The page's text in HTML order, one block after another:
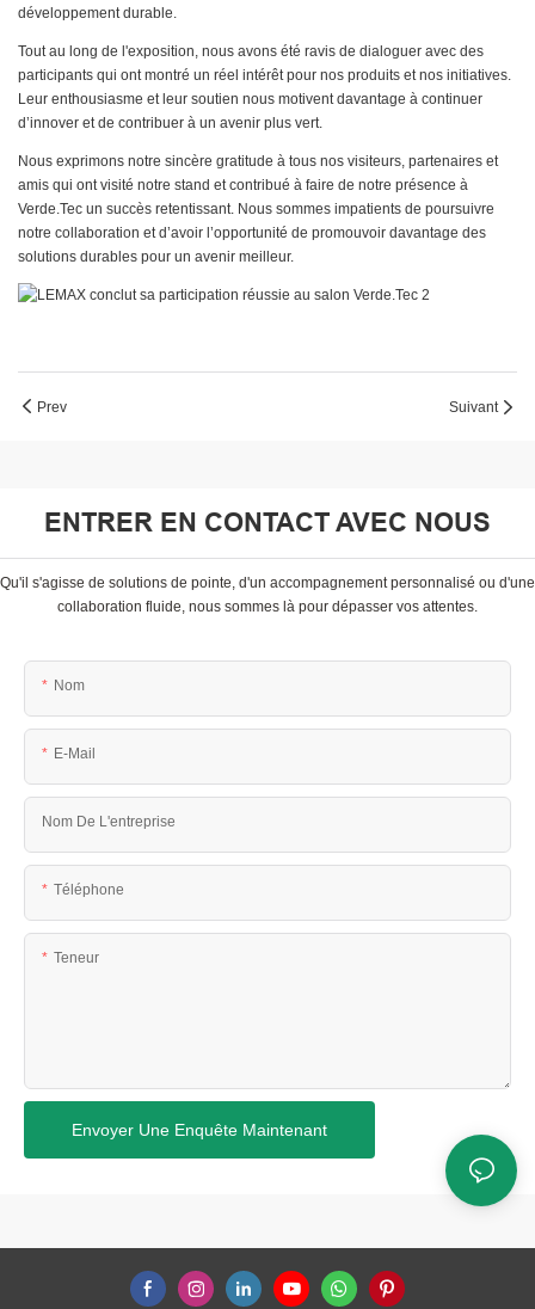
développement durable.
Tout au long de l'exposition, nous avons été ravis de dialoguer avec des
participants qui ont montré un réel intérêt pour nos produits et nos initiatives.
Leur enthousiasme et leur soutien nous motivent davantage à continuer
d’innover et de contribuer à un avenir plus vert.
Nous exprimons notre sincère gratitude à tous nos visiteurs, partenaires et
amis qui ont visité notre stand et contribué à faire de notre présence à
Verde.Tec un succès retentissant. Nous sommes impatients de poursuivre
notre collaboration et d’avoir l’opportunité de promouvoir davantage des
solutions durables pour un avenir meilleur.
Prev Suivant
ENTRER EN CONTACT AVEC NOUS
Qu'il s'agisse de solutions de pointe, d'un accompagnement personnalisé ou d'une
collaboration fluide, nous sommes là pour dépasser vos attentes.
Nom
E-Mail
Nom De L'entreprise
Téléphone
Teneur
Envoyer Une Enquête Maintenant